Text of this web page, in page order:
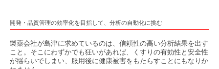
開発・品質管理の効率化を目指して、分析の自動化に挑む
製薬会社が島津に求めているのは、信頼性の高い分析結果を出す
こと。そこにわずかでも狂いがあれば、くすりの有効性と安全性
が揺らいでしまい、服用後に健康被害をもたらすことにもなりか